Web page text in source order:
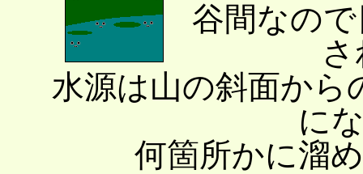
谷間なの
水源は山の斜面から
に
何箇所かに溜